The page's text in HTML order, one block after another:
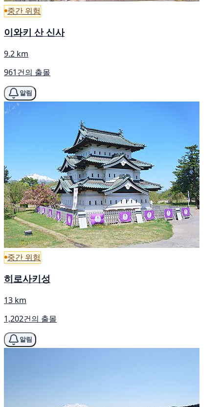
중간 위험
이와키 산 신사
9.2 km
961건의 출몰
알림
중간 위험
히로사키성
13 km
1,202건의 출몰
알림